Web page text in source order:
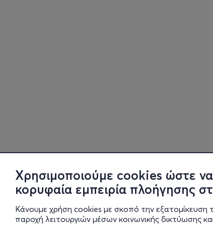
Χρησιμοποιούμε cookies ώστε
κορυφαία εμπειρία πλοήγησης
Κάνουμε χρήση cookies με σκοπό την εξατομίκευση
παροχή λειτουργιών μέσων κοινωνικής δικτύωσης